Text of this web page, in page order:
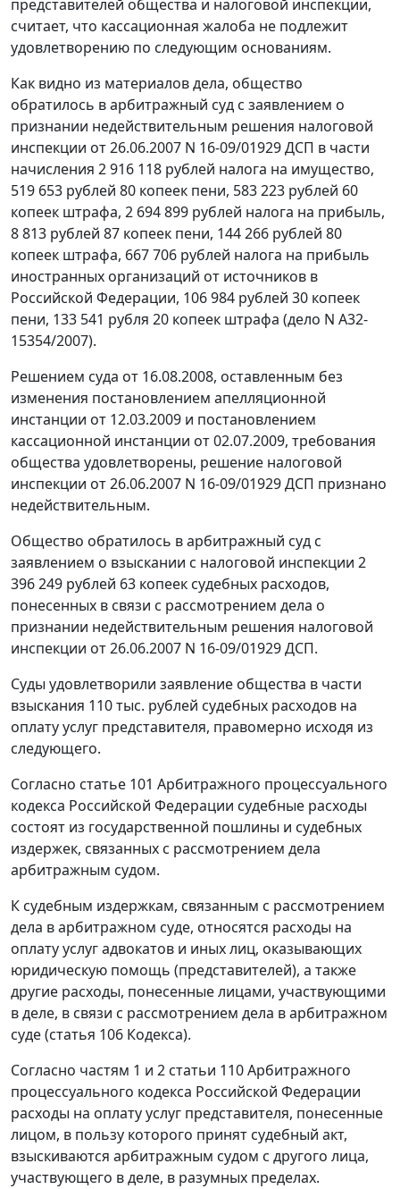
представителей общества и налоговой инспекции,
считает, что кассационная жалоба не подлежит
удовлетворению по следующим основаниям.
Как видно из материалов дела, общество
обратилось в арбитражный суд с заявлением о
признании недействительным решения налоговой
инспекции от 26.06.2007 N 16-09/01929 ДСП в части
начисления 2 916 118 рублей налога на имущество,
519 653 рублей 80 копеек пени, 583 223 рублей 60
копеек штрафа, 2 694 899 рублей налога на прибыль,
8 813 рублей 87 копеек пени, 144 266 рублей 80
копеек штрафа, 667 706 рублей налога на прибыль
иностранных организаций от источников в
Российской Федерации, 106 984 рублей 30 копеек
пени, 133 541 рубля 20 копеек штрафа (дело N А32-
15354/2007).
Решением суда от 16.08.2008, оставленным без
изменения постановлением апелляционной
инстанции от 12.03.2009 и постановлением
кассационной инстанции от 02.07.2009, требования
общества удовлетворены, решение налоговой
инспекции от 26.06.2007 N 16-09/01929 ДСП признано
недействительным.
Общество обратилось в арбитражный суд с
заявлением о взыскании с налоговой инспекции 2
396 249 рублей 63 копеек судебных расходов,
понесенных в связи с рассмотрением дела о
признании недействительным решения налоговой
инспекции от 26.06.2007 N 16-09/01929 ДСП.
Суды удовлетворили заявление общества в части
взыскания 110 тыс. рублей судебных расходов на
оплату услуг представителя, правомерно исходя из
следующего.
Согласно статье 101 Арбитражного процессуального
кодекса Российской Федерации судебные расходы
состоят из государственной пошлины и судебных
издержек, связанных с рассмотрением дела
арбитражным судом.
К судебным издержкам, связанным с рассмотрением
дела в арбитражном суде, относятся расходы на
оплату услуг адвокатов и иных лиц, оказывающих
юридическую помощь (представителей), а также
другие расходы, понесенные лицами, участвующими
в деле, в связи с рассмотрением дела в арбитражном
суде (статья 106 Кодекса).
Согласно частям 1 и 2 статьи 110Арбитражного
процессуального кодекса Российской Федерации
расходы на оплату услуг представителя, понесенные
лицом, в пользу которого принят судебный акт,
взыскиваются арбитражным судом с другого лица,
участвующего в деле, в разумных пределах.